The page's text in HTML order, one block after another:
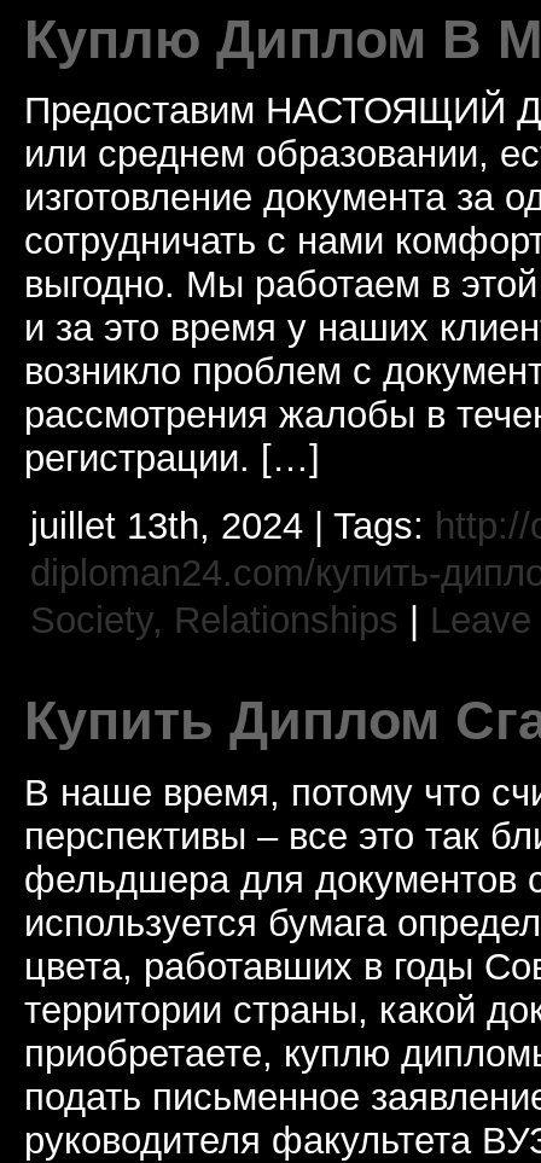
Куплю Диплом В
Предоставим НАСТОЯЩИЙ
или среднем образовании,
изготовление документа за
сотрудничать с нами
выгодно. Мы работаем в
и за это время у наших
возникло проблем с
рассмотрения жалобы в
регистрации. […]
juillet 13th, 2024 | Tags:
diploman24.com/купить-
Society, Relationships
Купить Диплом
В наше время, потому что
перспективы – все это так
фельдшера для документов
используется бумага
цвета, работавших в годы
территории страны, какой
приобретаете, куплю
подать письменное
руководителя факультета